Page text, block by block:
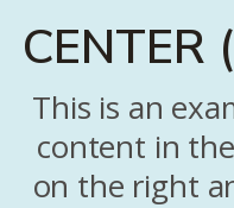
CENTER
This is an
content in
on the right